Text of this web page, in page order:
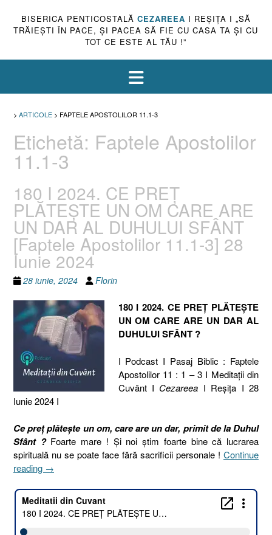
BISERICA PENTICOSTALĂ CEZAREEA I REŞIŢA I „SĂ
TRĂIEŞTI ÎN PACE, ŞI PACEA SĂ FIE CU CASA TA ŞI CU
TOT CE ESTE AL TĂU !”
> ARTICOLE > FAPTELE APOSTOLILOR 11.1-3
Etichetă: Faptele Apostolilor
11.1-3
180 I 2024. CE PREȚ
PLĂTEȘTE UN OM CARE ARE
UN DAR AL DUHULUI SFÂNT
[Faptele Apostolilor 11.1-3] 28
Iunie 2024
28 iunie, 2024 Florin
180 I 2024. CE PREȚ PLĂTEȘTE
UN OM CARE ARE UN DAR AL
DUHULUI SFÂNT ?
I Podcast I Pasaj Biblic : Faptele
Apostolilor 11 : 1 – 3 I Meditaţii din
Cuvânt I Cezareea I Reşiţa I 28
Iunie 2024 I
Ce preț plătește un om, care are un dar, primit de la Duhul
Sfânt ?Foarte mare ! Și noi știm foarte bine că lucrarea
spirituală nu se poate face fără sacrificii personale ! Continue
reading „180
2024.
CE
PREȚ
→